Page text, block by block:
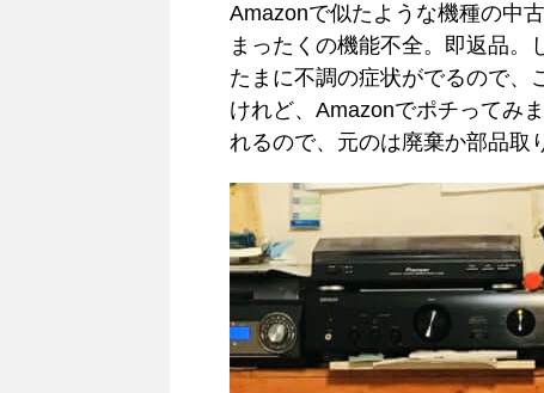
Amazonで似たような機種の中
まったくの機能不全。即返品。
たまに不調の症状がでるので、
けれど、Amazonでポチってみ
れるので、元のは廃棄か部品取